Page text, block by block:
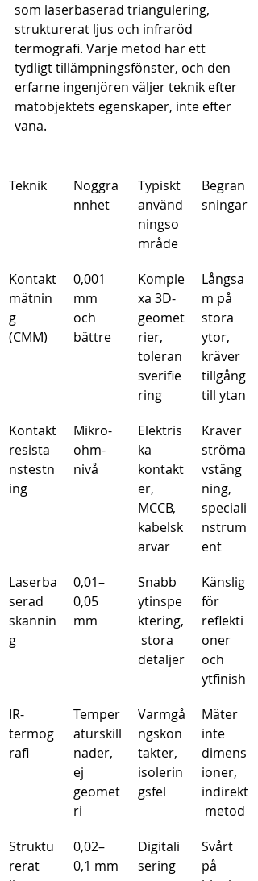
som laserbaserad triangulering,
strukturerat ljus och infraröd
termografi. Varje metod har ett
tydligt tillämpningsfönster, och den
erfarne ingenjören väljer teknik efter
mätobjektets egenskaper, inte efter
vana.
Teknik
Noggra
nnhet
Typiskt
använd
ningso
mråde
Begrän
sningar
Kontakt
mätnin
g
(CMM)
0,001
mm
och
bättre
Komple
xa 3D-
geomet
rier,
toleran
sverifie
ring
Långsa
m på
stora
ytor,
kräver
tillgång
till ytan
Kontakt
resista
nstestn
ing
Mikro-
ohm-
nivå
Elektris
ka
kontakt
er,
MCCB,
kabelsk
arvar
Kräver
ströma
vstäng
ning,
speciali
nstrum
ent
Laserba
serad
skannin
g
0,01–
0,05
mm
Snabb
ytinspe
ktering,
stora
detaljer
Känslig
för
reflekti
oner
och
ytfinish
IR-
termog
rafi
Temper
aturskill
nader,
ej
geomet
ri
Varmgå
ngskon
takter,
isolerin
gsfel
Mäter
inte
dimens
ioner,
indirekt
metod
Struktu
rerat
0,02–
0,1 mm
Digitali
sering
Svårt
på